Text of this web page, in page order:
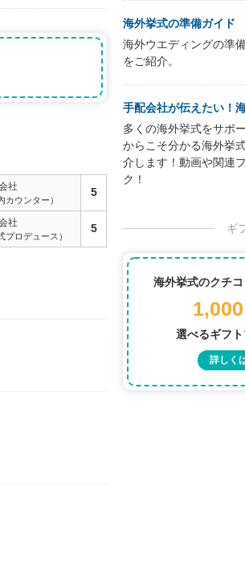
社
カウンター）
5
社
プロデュース）
5
海外挙式の準備ガイド
海外ウエディングの準
をご紹介。
手配会社が伝えたい！
多くの海外挙式をサポ
からこそ分かる海外挙
介します！動画や関連
ク！
ギ
海外挙式のクチ
選べるギフト
詳しく